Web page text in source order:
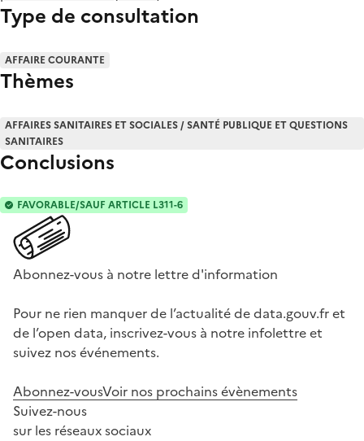
Type de consultation
AFFAIRE COURANTE
Thèmes
AFFAIRES SANITAIRES ET SOCIALES / SANTÉ PUBLIQUE ET QUESTIONS
SANITAIRES
Conclusions
FAVORABLE/SAUF ARTICLE L311-6
Abonnez-vous à notre lettre d'information
Pour ne rien manquer de l’actualité de data.gouv.fr et
de l’open data, inscrivez-vous à notre infolettre et
suivez nos événements.
Abonnez-vousVoir nos prochains évènements
Suivez-nous
sur les réseaux sociaux